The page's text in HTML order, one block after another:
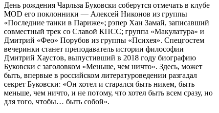
День рождения Чарльза Буковски соберутся отмечать в клубе
MOD его поклонники — Алексей Никонов из группы
«Последние танки в Париже»; рэпер Хан Замай, записавший
совместный трек со Славой КПСС; группа «Макулатура» и
Дмитрий «Фео» Порубов из группы «Психея». Спецгостем
вечеринки станет преподаватель истории философии
Дмитрий Хаустов, выпустивший в 2018 году биографию
Буковски с заголовком «Меньше, чем ничто». Здесь, может
быть, впервые в российском литературоведении разгадал
секрет Буковски: «Он хотел и старался быть никем, быть
меньше, чем ничто, и не потому, что хотел быть всем сразу, но
для того, чтобы… быть собой».